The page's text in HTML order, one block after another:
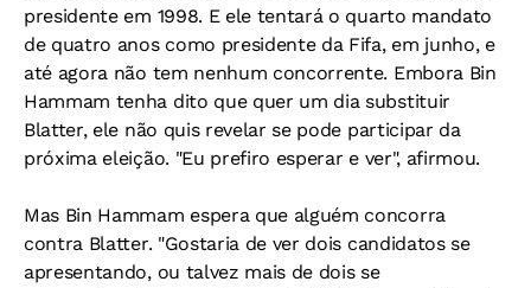
presidente em 1998. E ele tentará o quarto mandato
de quatro anos como presidente da Fifa, em junho, e
até agora não tem nenhum concorrente. Embora Bin
Hammam tenha dito que quer um dia substituir
Blatter, ele não quis revelar se pode participar da
próxima eleição. "Eu prefiro esperar e ver", afirmou.
Mas Bin Hammam espera que alguém concorra
contra Blatter. "Gostaria de ver dois candidatos se
apresentando, ou talvez mais de dois se